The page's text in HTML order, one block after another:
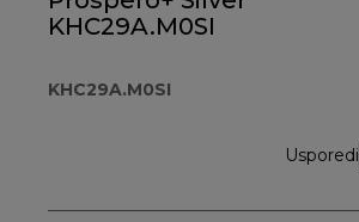
KHC29A.M0SI
KHC29A.M0SI
Usporedi